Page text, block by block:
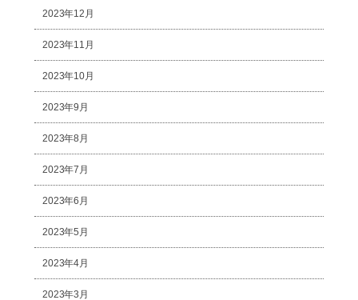
2023年12月
2023年11月
2023年10月
2023年9月
2023年8月
2023年7月
2023年6月
2023年5月
2023年4月
2023年3月